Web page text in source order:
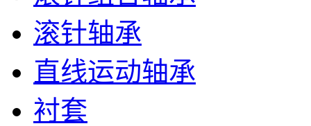
滚针轴承
直线运动轴承
衬套